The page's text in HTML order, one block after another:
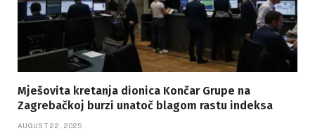
Mješovita kretanja dionica Končar Grupe na
Zagrebačkoj burzi unatoč blagom rastu indeksa
AUGUST 22, 2025